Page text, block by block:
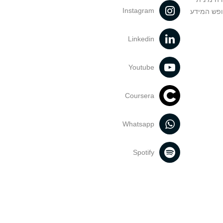
המידע
Instagram
Linkedin
Youtube
Coursera
Whatsapp
Spotify